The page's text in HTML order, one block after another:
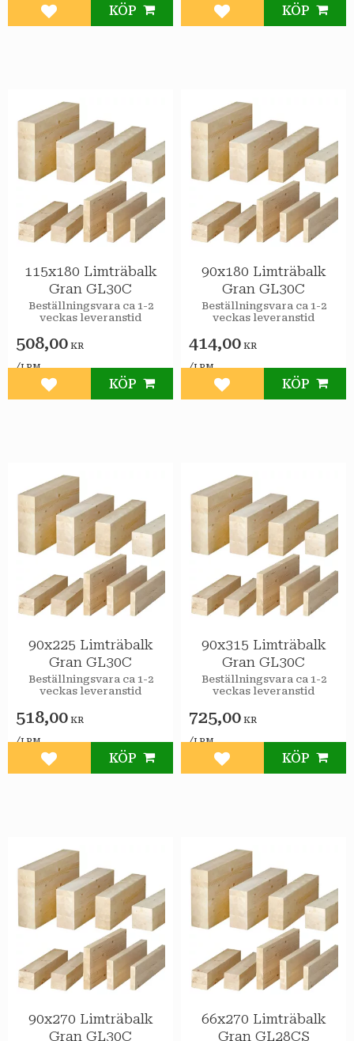
Lägg till i favoriter
KÖP
Lägg till i favoriter
KÖP
115x180 Limträbalk
Gran GL30C
Beställningsvara ca 1-2
veckas leveranstid
508,00 KR
/LPM
Lägg till i favoriter
KÖP
90x180 Limträbalk
Gran GL30C
Beställningsvara ca 1-2
veckas leveranstid
414,00 KR
/LPM
Lägg till i favoriter
KÖP
90x225 Limträbalk
Gran GL30C
Beställningsvara ca 1-2
veckas leveranstid
518,00 KR
/LPM
Lägg till i favoriter
KÖP
90x315 Limträbalk
Gran GL30C
Beställningsvara ca 1-2
veckas leveranstid
725,00 KR
/LPM
Lägg till i favoriter
KÖP
90x270 Limträbalk
Gran GL30C
66x270 Limträbalk
Gran GL28CS